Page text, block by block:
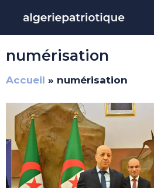
contenu
numérisation
Accueil » numérisation